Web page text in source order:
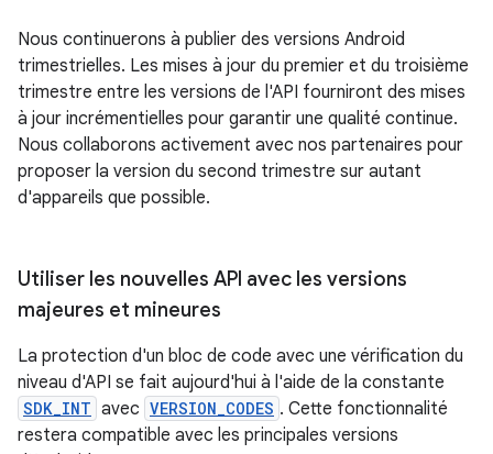
Nous continuerons à publier des versions Android
trimestrielles. Les mises à jour du premier et du troisième
trimestre entre les versions de l'API fourniront des mises
à jour incrémentielles pour garantir une qualité continue.
Nous collaborons activement avec nos partenaires pour
proposer la version du second trimestre sur autant
d'appareils que possible.
Utiliser les nouvelles API avec les versions
majeures et mineures
La protection d'un bloc de code avec une vérification du
niveau d'API se fait aujourd'hui à l'aide de la constante
SDK_INT avec VERSION_CODES . Cette fonctionnalité
restera compatible avec les principales versions